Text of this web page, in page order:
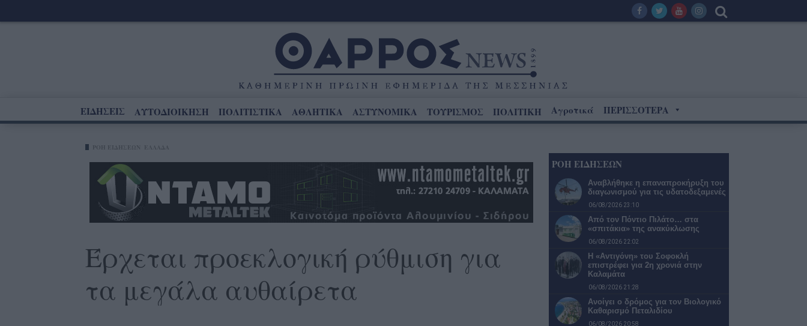
ΕΙΔΗΣΕΙΣ ΑΥΤΟΔΙΟΙΚΗΣΗ ΠΟΛΙΤΙΣΤΙΚΑ ΑΘΛΗΤΙΚΑ ΑΣΤΥΝΟΜΙΚΑ ΤΟΥΡΙΣΜΟΣ ΠΟΛΙΤΙΚΗ Αγροτικά ΠΕΡΙΣΣΟΤΕΡΑ
Έρχεται προεκλογική ρύθμιση για
τα μεγάλα αυθαίρετα
ΡΟΗ ΕΙΔΗΣΕΩΝ
Αναβλήθηκε η επαναπροκήρυξη του
διαγωνισμού για τις υδατοδεξαμενές
06/08/2026 23:10
Από τον Πόντιο Πιλάτο… στα
«σπιτάκια» της ανακύκλωσης
06/08/2026 22:02
Η «Αντιγόνη» του Σοφοκλή
επιστρέφει για 2η χρονιά στην
Καλαμάτα
06/08/2026 21:28
Ανοίγει ο δρόμος για τον Βιολογικό
Καθαρισμό Πεταλιδίου
06/08/2026 20:58